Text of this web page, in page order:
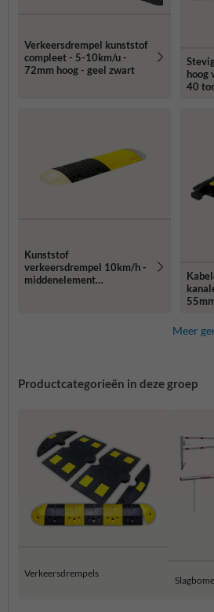
Verkeersdrempel kunststof
compleet - 5-10km/u -
72mm hoog - geel zwart
hoog
40
Kunststof
verkeersdrempel 10km/h -
middenelement
Meer
Productcategorieën in deze groep
Verkeersdrempels